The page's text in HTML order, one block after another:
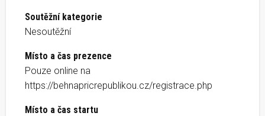
Soutěžní kategorie
Nesoutěžní
Místo a čas prezence
Pouze online na
https://behnapricrepublikou.cz/registrace.php
Místo a čas startu